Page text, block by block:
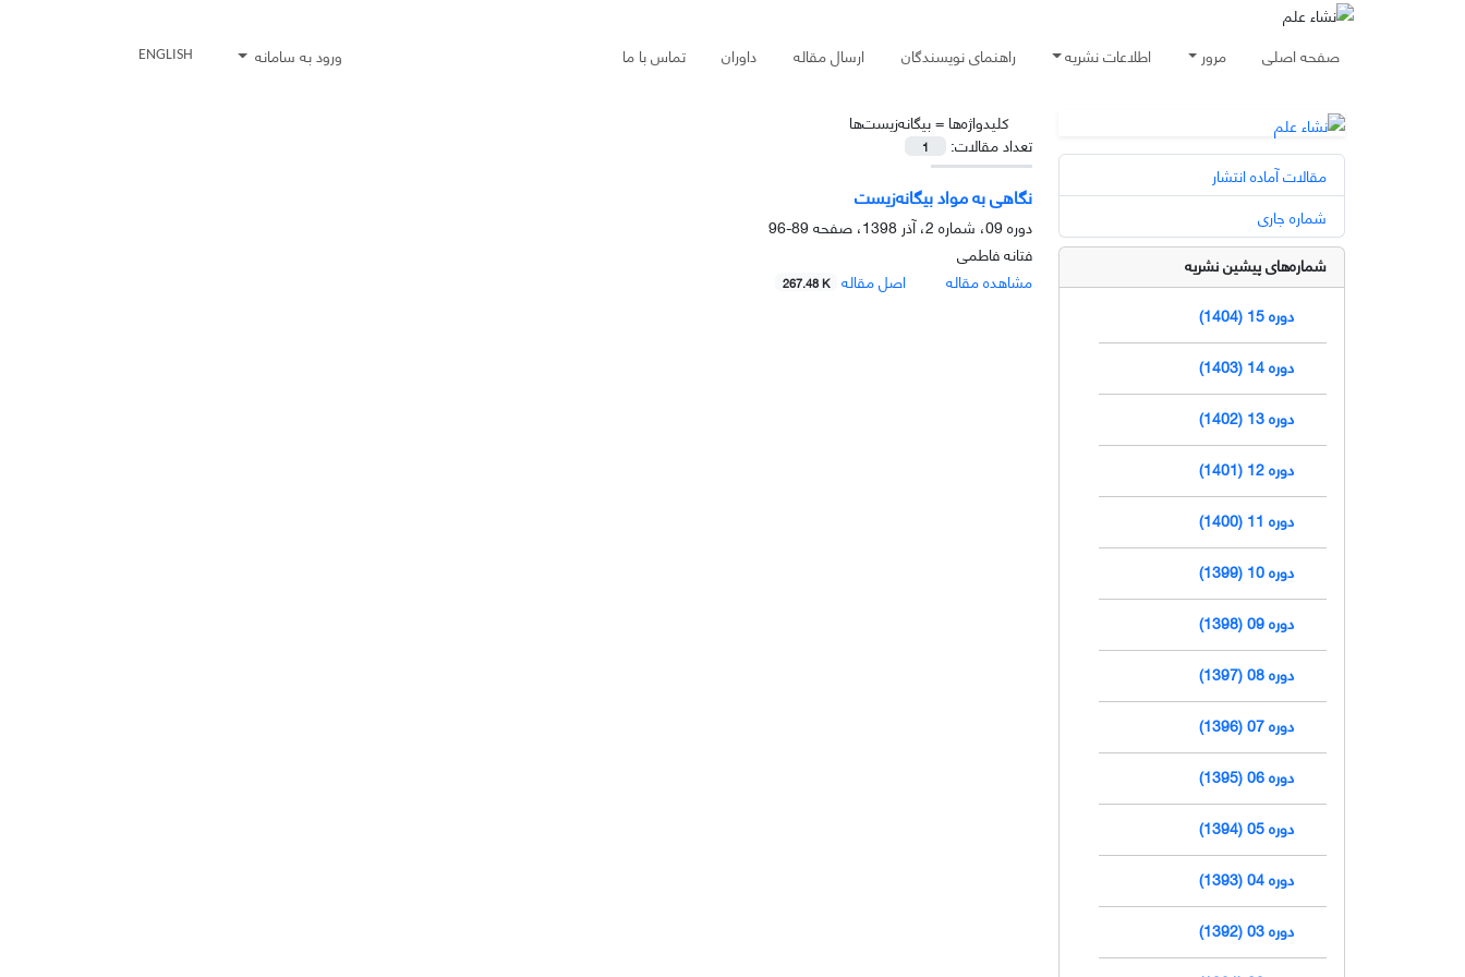
صفحه اصلی مرور اطلاعات نشریه راهنمای نویسندگان ارسال مقاله داوران تماس با ما ورود به سامانه ENGLISH
کلیدواژه‌ها =ﺑﯿﮕﺎﻧﻪزﯾﺴﺖها
تعداد مقالات:
1
نگاهی به مواد بیگانه‌زیست
دوره 09، شماره 2، آذر 1398، صفحه
89-96
فتانه فاطمی
مشاهده مقاله
اصل مقاله 267.48 K
مقالات آماده انتشار
شماره جاری
شماره‌های پیشین نشریه
دوره 15 (1404)
دوره 14 (1403)
دوره 13 (1402)
دوره 12 (1401)
دوره 11 (1400)
دوره 10 (1399)
دوره 09 (1398)
دوره 08 (1397)
دوره 07 (1396)
دوره 06 (1395)
دوره 05 (1394)
دوره 04 (1393)
دوره 03 (1392)